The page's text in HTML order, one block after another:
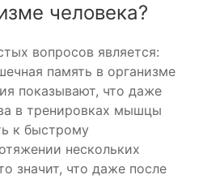
человека?
вопросов является:
память в организме
показывают, что даже
в тренировках мышцы
к быстрому
нескольких
значит, что даже после